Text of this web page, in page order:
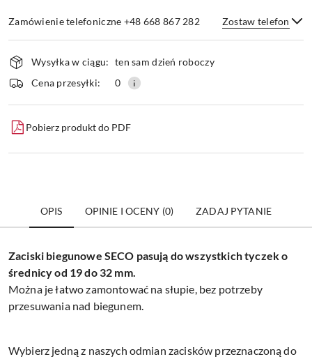
Zamówienie telefoniczne +48 668 867 282 Zostaw telefon
Wyślij
Dostępność
i
dostawa
Wysyłka w ciągu: ten sam dzień roboczy
Cena przesyłki:
0
Pobierz produkt do PDF
OPIS OPINIE I OCENY (0) ZADAJ PYTANIE
Zaciski biegunowe SECO pasują do wszystkich tyczek o
średnicy od 19 do 32 mm.
Można je łatwo zamontować na słupie, bez potrzeby
przesuwania nad biegunem.
Wybierz jedną z naszych odmian zacisków przeznaczoną do